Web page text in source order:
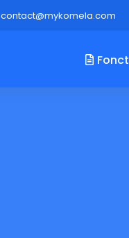
contact@mykomela.com